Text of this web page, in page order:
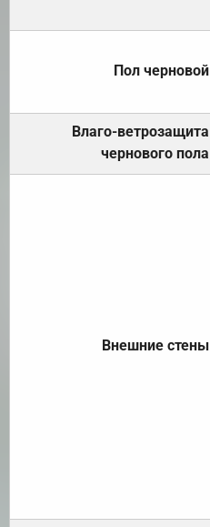
Пол черновой
Влаго-ветрозащита
чернового пола
Внешние стены